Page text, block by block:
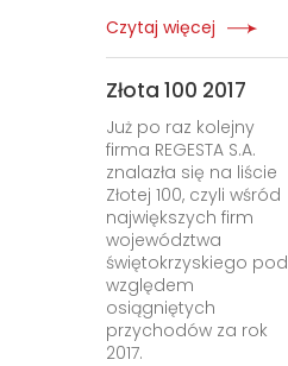
Czytaj więcej
Złota 100 2017
Już po raz kolejny
firma REGESTA S.A.
znalazła się na liście
Złotej 100, czyli wśród
największych firm
województwa
świętokrzyskiego pod
względem
osiągniętych
przychodów za rok
2017.